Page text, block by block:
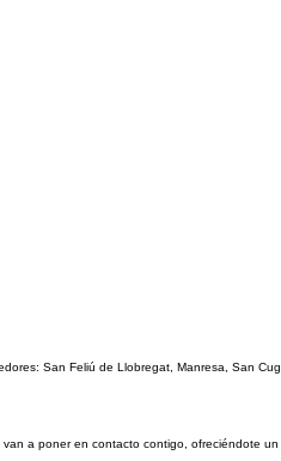
San Feliú de Llobregat, Manresa, San
a poner en contacto contigo, ofreciéndote